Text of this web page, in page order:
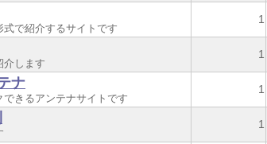
で紹介するサイトです
1
介します
1
ナ
きるアンテナサイトです
1
1